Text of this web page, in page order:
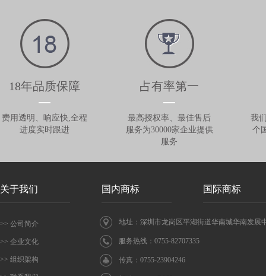
18年品质保障
费用透明、响应快,全程
进度实时跟进
占有率第一
最高授权率、最佳售后
服务为30000家企业提供
服务
我
个
关于我们 国内商标 国际商标
>> 公司简介
>> 企业文化
>> 组织架构
地址：深圳市龙岗区平湖街道华南城华南发展
服务热线：0755-82707335
传真：0755-23904246